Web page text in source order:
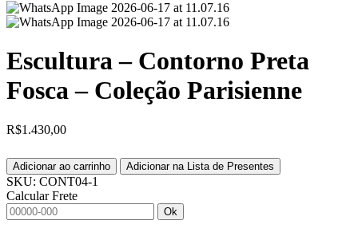
Escultura – Contorno Preta
Fosca – Coleção Parisienne
R$1.430,00
Adicionar ao carrinho Adicionar na Lista de Presentes
SKU: CONT04-1
Calcular Frete
Ok